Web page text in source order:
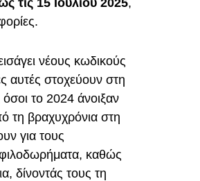
τις 15 Ιουλίου 2025,
νέους κωδικούς
αυτές στοχεύουν στη
το 2024 άνοιξαν
τη βραχυχρόνια στη
για τους
καθώς
δίνοντάς τους τη